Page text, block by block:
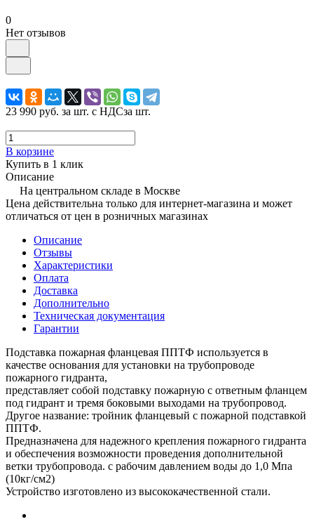
0
Нет отзывов
23 990 руб. за шт. с НДСза шт.
В корзине
Купить в 1 клик
Описание
На центральном складе в Москве
Цена действительна только для интернет-магазина и может
отличаться от цен в розничных магазинах
Описание
Отзывы
Характеристики
Оплата
Доставка
Дополнительно
Техническая документация
Гарантии
Подставка пожарная фланцевая ППТФ используется в
качестве основания для установки на трубопроводе
пожарного гидранта,
представляет собой подставку пожарную с ответным фланцем
под гидрант и тремя боковыми выходами на трубопровод.
Другое название: тройник фланцевый с пожарной подставкой
ППТФ.
Предназначена для надежного крепления пожарного гидранта
и обеспечения возможности проведения дополнительной
ветки трубопровода. с рабочим давлением воды до 1,0 Мпа
(10кг/см2)
Устройство изготовлено из высококачественной стали.